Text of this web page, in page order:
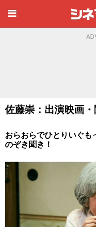
佐藤崇：出演映画
おらおらでひとりいぐも
のぞき聞き！